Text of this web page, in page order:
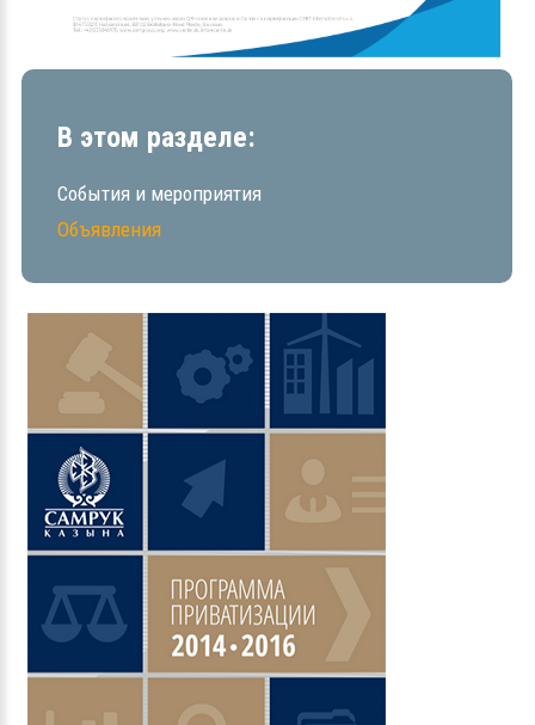
В этом разделе:
События и мероприятия
Объявления